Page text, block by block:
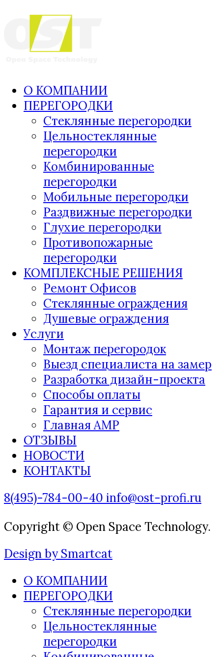
О КОМПАНИИ
ПЕРЕГОРОДКИ
Стеклянные перегородки
Цельностеклянные
перегородки
Комбинированные
перегородки
Мобильные перегородки
Раздвижные перегородки
Глухие перегородки
Противопожарные
перегородки
КОМПЛЕКСНЫЕ РЕШЕНИЯ
Ремонт Офисов
Стеклянные ограждения
Душевые ограждения
Услуги
Монтаж перегородок
Выезд специалиста на замер
Разработка дизайн-проекта
Способы оплаты
Гарантия и сервис
Главная AMP
ОТЗЫВЫ
НОВОСТИ
КОНТАКТЫ
8(495)-784-00-40 info@ost-profi.ru
Copyright © Open Space Technology.
Design by Smartcat
О КОМПАНИИ
ПЕРЕГОРОДКИ
Стеклянные перегородки
Цельностеклянные
перегородки